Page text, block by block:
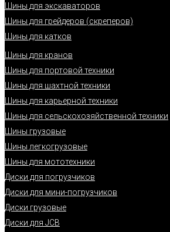
Шины для экскаваторов
Шины для грейдеров (скреперов)
Шины для катков
Шины для кранов
Шины для портовой техники
Шины для шахтной техники
Шины для карьерной техники
Шины для сельскохозяйственной техники
Шины грузовые
Шины легкогрузовые
Шины для мототехники
Диски для погрузчиков
Диски для мини-погрузчиков
Диски грузовые
Диски для JCB